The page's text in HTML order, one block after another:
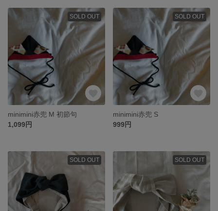
SOLD OUT
minimini赤兜 M 初節句
1,099円
SOLD OUT
minimini赤兜 S
999円
SOLD OUT SOLD OUT